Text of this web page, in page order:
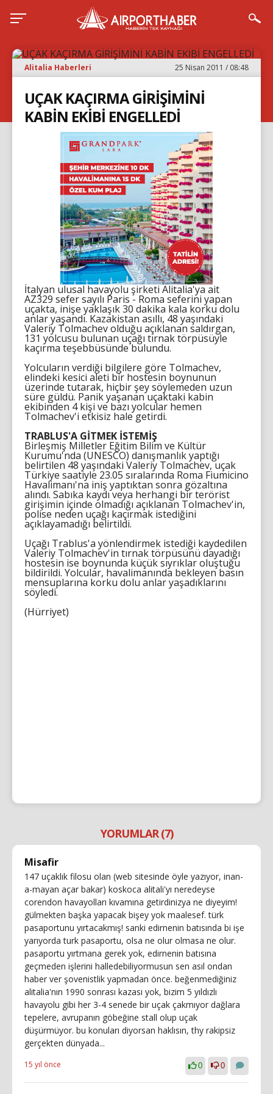
Alitalia Haberleri 25 Nisan 2011 / 08:48
UÇAK KAÇIRMA GİRİŞİMİNİ
KABİN EKİBİ ENGELLEDİ
İtalyan ulusal havayolu şirketi Alitalia'ya ait
AZ329 sefer sayılı Paris - Roma seferini yapan
uçakta, inişe yaklaşık 30 dakika kala korku dolu
anlar yaşandı. Kazakistan asıllı, 48 yaşındaki
Valeriy Tolmachev olduğu açıklanan saldırgan,
131 yolcusu bulunan uçağı tırnak törpüsüyle
kaçırma teşebbüsünde bulundu.
Yolcuların verdiği bilgilere göre Tolmachev,
elindeki kesici aleti bir hostesin boynunun
üzerinde tutarak, hiçbir şey söylemeden uzun
süre güldü. Panik yaşanan uçaktaki kabin
ekibinden 4 kişi ve bazı yolcular hemen
Tolmachev'i etkisiz hale getirdi.
TRABLUS'A GİTMEK İSTEMİŞ
Birleşmiş Milletler Eğitim Bilim ve Kültür
Kurumu'nda (UNESCO) danışmanlık yaptığı
belirtilen 48 yaşındaki Valeriy Tolmachev, uçak
Türkiye saatiyle 23.05 sıralarında Roma Fiumicino
Havalimanı'na iniş yaptıktan sonra gözaltına
alındı. Sabıka kaydı veya herhangi bir terörist
girişimin içinde olmadığı açıklanan Tolmachev'in,
polise neden uçağı kaçırmak istediğini
açıklayamadığı belirtildi.
Uçağı Trablus'a yönlendirmek istediği kaydedilen
Valeriy Tolmachev'in tırnak törpüsünü dayadığı
hostesin ise boynunda küçük sıyrıklar oluştuğu
bildirildi. Yolcular, havalimanında bekleyen basın
mensuplarına korku dolu anlar yaşadıklarını
söyledi.
(Hürriyet)
YORUMLAR (7)
Misafir
147 uçaklık filosu olan (web sitesinde öyle yazıyor, inan-
a-mayan açar bakar) koskoca alitali'yı neredeyse
corendon havayolları kıvamına getirdinizya ne diyeyim!
gülmekten başka yapacak bişey yok maalesef. türk
pasaportunu yırtacakmış! sanki edirnenin batısında bi işe
yarıyorda turk pasaportu, olsa ne olur olmasa ne olur.
pasaportu yırtmana gerek yok, edirnenin batısına
geçmeden işlerini halledebiliyormusun sen asıl ondan
haber ver şovenistlik yapmadan önce. beğenmediğiniz
alitalia'nın 1990 sonrası kazası yok, bizim 5 yıldızlı
havayolu gibi her 3-4 senede bir uçak çakmıyor dağlara
tepelere, avrupanın göbeğine stall olup uçak
düşürmüyor. bu konuları diyorsan haklısın, thy rakipsiz
gerçekten dünyada...
15 yıl önce 0 0